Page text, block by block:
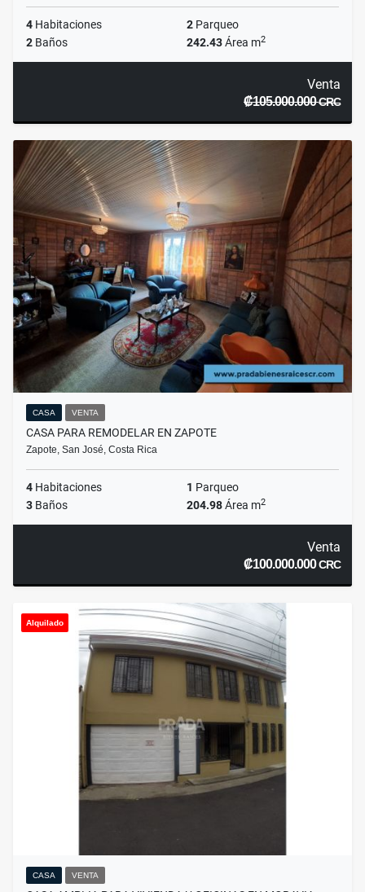
4 Habitaciones 2 Parqueo
2 Baños 242.43Área m2
Venta
₡105.000.000CRC
CASA VENTA
CASA PARA REMODELAR EN ZAPOTE
Zapote, San José, Costa Rica
4 Habitaciones 1 Parqueo
3 Baños 204.98Área m2
Venta
₡100.000.000CRC
Alquilado
CASA VENTA